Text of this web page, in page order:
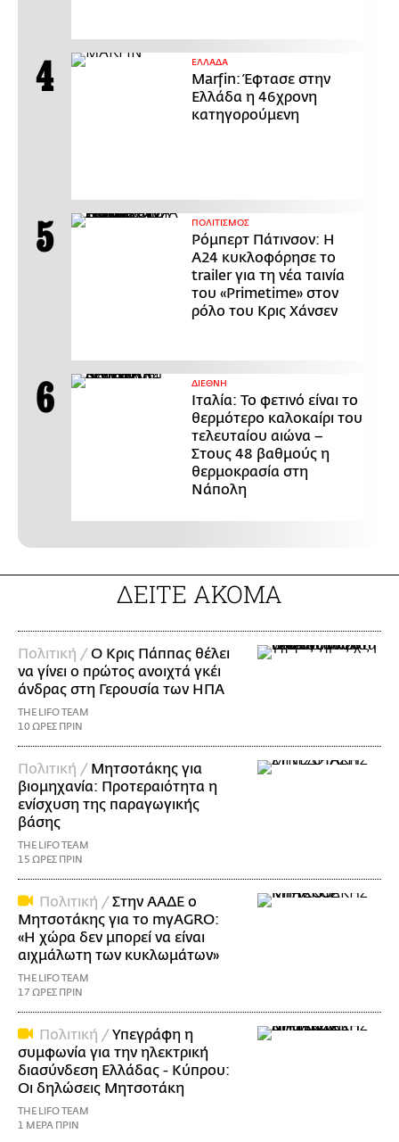
ΕΛΛΑΔΑ
Marfin: Έφτασε στην
Ελλάδα η 46χρονη
κατηγορούμενη
ΠΟΛΙΤΙΣΜΟΣ
Ρόμπερτ Πάτινσον: Η
Α24 κυκλοφόρησε το
trailer για τη νέα ταινία
του «Primetime» στον
ρόλο του Κρις Χάνσεν
ΔΙΕΘΝΗ
Ιταλία: Το φετινό είναι το
θερμότερο καλοκαίρι του
τελευταίου αιώνα –
Στους 48 βαθμούς η
θερμοκρασία στη
Νάπολη
ΔΕΙΤΕ ΑΚΟΜΑ
Πολιτική / Ο Κρις Πάππας θέλει
να γίνει ο πρώτος ανοιχτά γκέι
άνδρας στη Γερουσία των ΗΠΑ
THE LIFO TEAM
10 ΩΡΕΣ ΠΡΙΝ
Πολιτική / Μητσοτάκης για
βιομηχανία: Προτεραιότητα η
ενίσχυση της παραγωγικής
βάσης
THE LIFO TEAM
15 ΩΡΕΣ ΠΡΙΝ
Πολιτική / Στην ΑΑΔΕ ο
Μητσοτάκης για το myAGRO:
«Η χώρα δεν μπορεί να είναι
αιχμάλωτη των κυκλωμάτων»
THE LIFO TEAM
17 ΩΡΕΣ ΠΡΙΝ
Πολιτική / Υπεγράφη η
συμφωνία για την ηλεκτρική
διασύνδεση Ελλάδας - Κύπρου:
Οι δηλώσεις Μητσοτάκη
THE LIFO TEAM
1 ΜΕΡΑ ΠΡΙΝ